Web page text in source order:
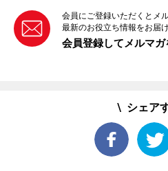
会員にご登録いただくとメ
最新のお役立ち情報をお届け
会員登録してメルマガ
シェア